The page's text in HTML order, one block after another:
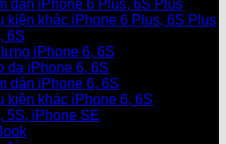
dán iPhone 6 Plus, 6S Plus
kiện khác iPhone 6 Plus, 6S Plus
6S
iPhone 6, 6S
da iPhone 6, 6S
dán iPhone 6, 6S
kiện khác iPhone 6, 6S
5S, iPhone SE